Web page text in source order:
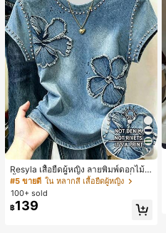
17
Resyla เสื้อยืดผู้หญิง ลายพิมพ์ดอกไม้สี
น้ำเงินวินเทจ เสื้อสำหรับออกไปเที่ยวฤ
ดูร้อน ดีไซน์กราฟิก สบายๆ อเนกประสง
ค์ สวมใส่ประจำวัน กลางแจ้ง ช้อปปิ้ง ท่
องเที่ยวกลางแจ้ง
#5 ขายดี ใน หลากสี เสื้อยืดผู้หญิง
100+ sold
฿139